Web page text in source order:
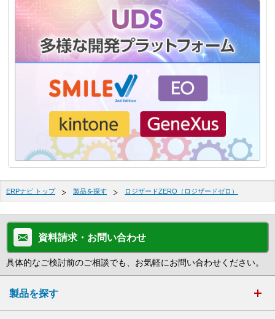
ERPナビ トップ 製品を探す ロジザードZERO（ロジザードゼロ）
資料請求・お問い合わせ
具体的なご検討前のご相談でも、お気軽にお問い合わせください。
製品を探す